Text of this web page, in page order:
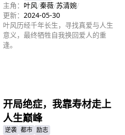
主角： 叶风/秦薇/苏清婉/
更新： 2024-05-30
叶风历经千年长生，寻找真爱与人生
意义，最终牺牲自我换回爱人的重
逢。
开局绝症，我靠寿材走上
人生巅峰
逆袭 都市 励志